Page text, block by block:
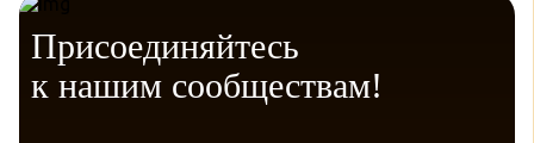
Присоединяйтесь
к нашим сообществам!